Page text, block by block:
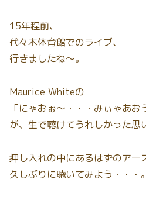
15年程前、
代々木体育館でのライブ、
行きましたね〜。
Maurice Whiteの
「にゃおぉ〜・・・みぃゃあお
が、生で聴けてうれしかった思
押し入れの中にあるはずのアー
久しぶりに聴いてみよう・・・。